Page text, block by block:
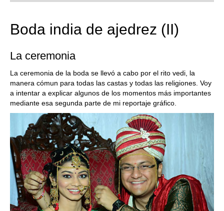
train more efficiently, intelligently and with a
Boda india de ajedrez (II)
La ceremonia
La ceremonia de la boda se llevó a cabo por el rito vedi, la
manera cómun para todas las castas y todas las religiones. Voy
a intentar a explicar algunos de los momentos más importantes
mediante esa segunda parte de mi reportaje gráfico.